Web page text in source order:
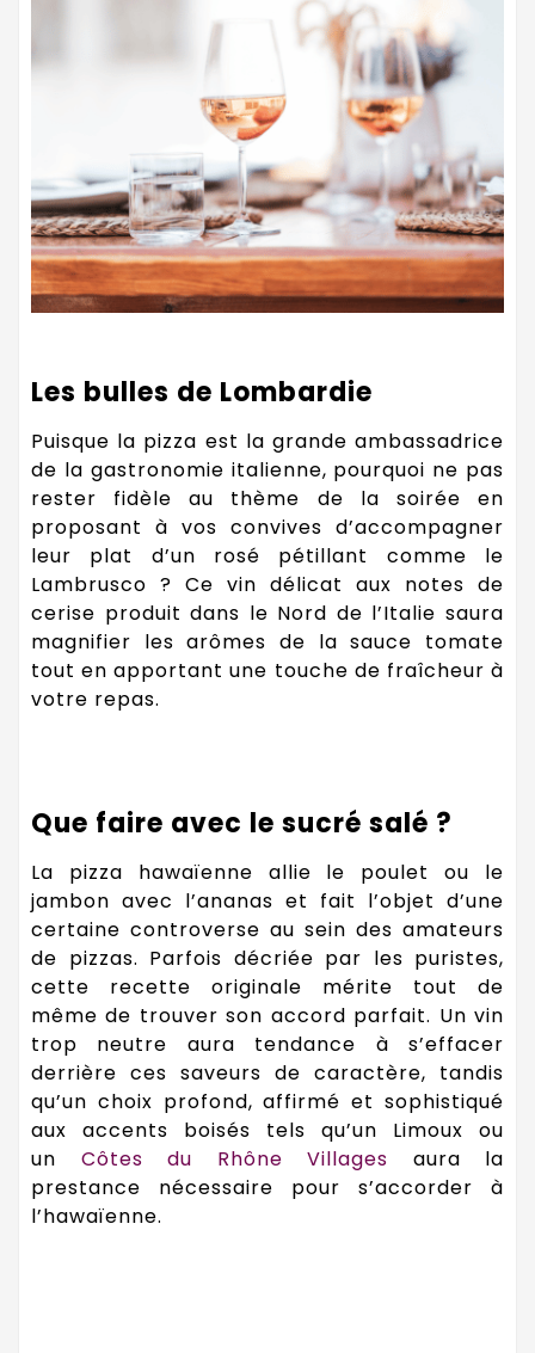
Les bulles de Lombardie
Puisque la pizza est la grande ambassadrice
de la gastronomie italienne, pourquoi ne pas
rester fidèle au thème de la soirée en
proposant à vos convives d’accompagner
leur plat d’un rosé pétillant comme le
Lambrusco ? Ce vin délicat aux notes de
cerise produit dans le Nord de l’Italie saura
magnifier les arômes de la sauce tomate
tout en apportant une touche de fraîcheur à
votre repas.
Que faire avec le sucré salé ?
La pizza hawaïenne allie le poulet ou le
jambon avec l’ananas et fait l’objet d’une
certaine controverse au sein des amateurs
de pizzas. Parfois décriée par les puristes,
cette recette originale mérite tout de
même de trouver son accord parfait. Un vin
trop neutre aura tendance à s’effacer
derrière ces saveurs de caractère, tandis
qu’un choix profond, affirmé et sophistiqué
aux accents boisés tels qu’un Limoux ou
un Côtes du Rhône Villages aura la
prestance nécessaire pour s’accorder à
l’hawaïenne.